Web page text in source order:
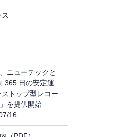
ニューテックと
365 日の安定運
トップ型レコー
を提供開始
16